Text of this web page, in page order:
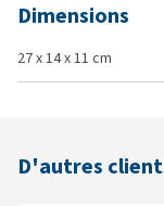
Dimensions
27 x 14 x 11 cm
D'autres